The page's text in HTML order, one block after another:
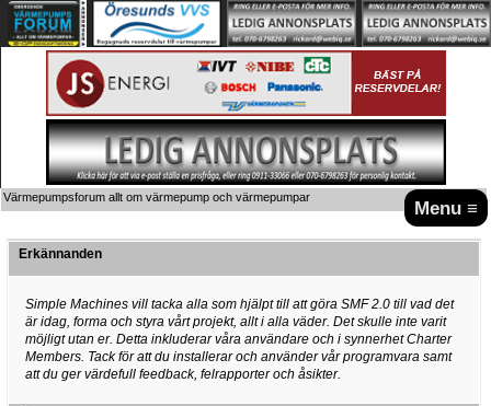
Menu ≡
Värmepumpsforum allt om värmepump och värmepumpar
Erkännanden
Simple Machines vill tacka alla som hjälpt till att göra SMF 2.0 till vad det
är idag, forma och styra vårt projekt, allt i alla väder. Det skulle inte varit
möjligt utan er. Detta inkluderar våra användare och i synnerhet Charter
Members. Tack för att du installerar och använder vår programvara samt
att du ger värdefull feedback, felrapporter och åsikter.